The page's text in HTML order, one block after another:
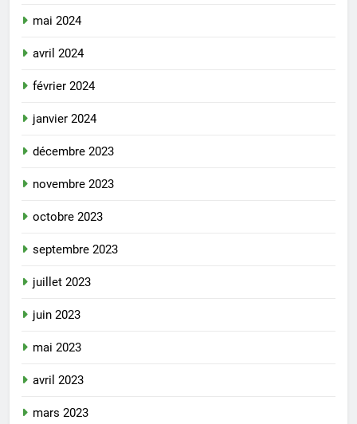
mai 2024
avril 2024
février 2024
janvier 2024
décembre 2023
novembre 2023
octobre 2023
septembre 2023
juillet 2023
juin 2023
mai 2023
avril 2023
mars 2023